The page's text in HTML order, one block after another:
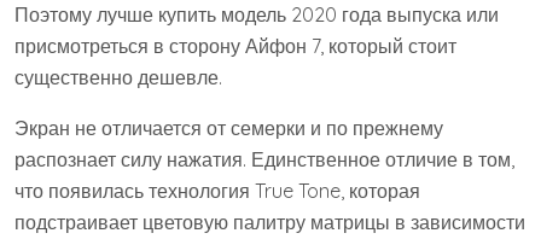
Поэтому лучше купить модель 2020 года выпуска или
присмотреться в сторону Айфон 7, который стоит
существенно дешевле.
Экран не отличается от семерки и по прежнему
распознает силу нажатия. Единственное отличие в том,
что появилась технология True Tone, которая
подстраивает цветовую палитру матрицы в зависимости